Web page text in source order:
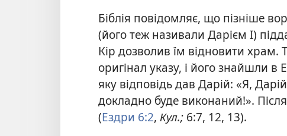
Біблія повідомляє, що пізніше
(його теж називали Дарієм I)
Кір дозволив їм відновити храм.
оригінал указу, і його знайшли в
яку відповідь дав Дарій: «Я,
докладно буде виконаний!».
(Ездри 6:2, Кул.; 6:7, 12, 13).